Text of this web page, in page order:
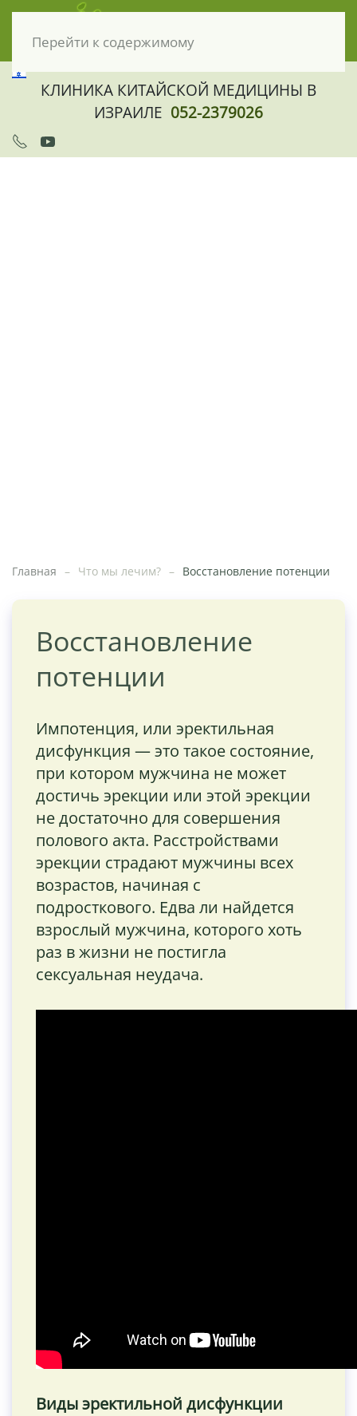
Перейти к содержимому
КЛИНИКА КИТАЙСКОЙ МЕДИЦИНЫ В
ИЗРАИЛЕ 052-2379026
Главная Что мы лечим? Восстановление потенции
Восстановление
потенции
Импотенция, или эректильная
дисфункция — это такое состояние,
при котором мужчина не может
достичь эрекции или этой эрекции
не достаточно для совершения
полового акта. Расстройствами
эрекции страдают мужчины всех
возрастов, начиная с
подросткового. Едва ли найдется
взрослый мужчина, которого хоть
раз в жизни не постигла
сексуальная неудача.
Виды эректильной дисфункции